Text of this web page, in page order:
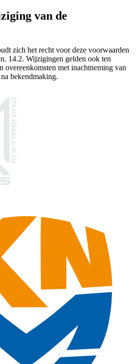
van de
zich het recht voor deze voorwaarden
14.2. Wijzigingen gelden ook ten
overeenkomsten met inachtneming van
bekendmaking.